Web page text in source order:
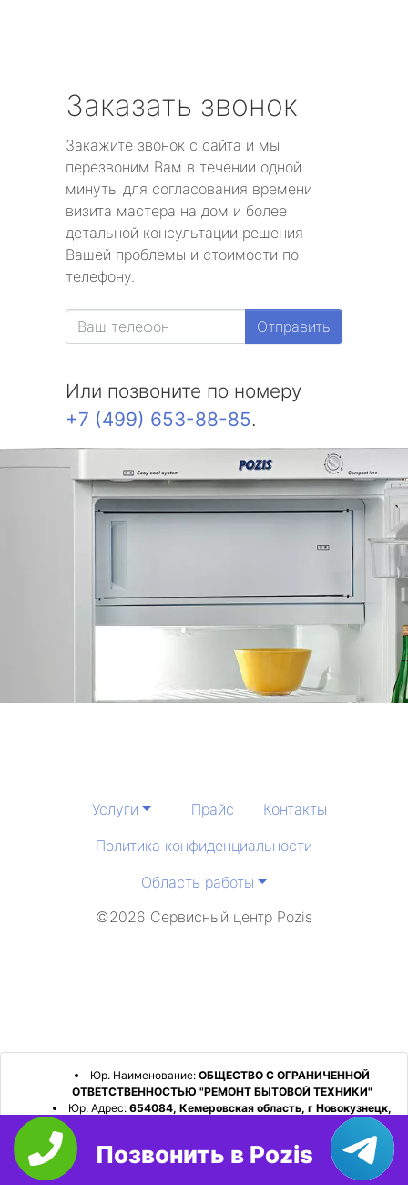
Заказать звонок
Закажите звонок с сайта и мы
перезвоним Вам в течении одной
минуты для согласования времени
визита мастера на дом и более
детальной консультации решения
Вашей проблемы и стоимости по
телефону.
Отправить
Или позвоните по номеру
+7 (499) 653-88-85.
Услуги Прайс
Контакты
Политика конфиденциальности
Область работы
©2026 Сервисный центр Pozis
Юр. Наименование: ОБЩЕСТВО С ОГРАНИЧЕННОЙ
ОТВЕТСТВЕННОСТЬЮ "РЕМОНТ БЫТОВОЙ ТЕХНИКИ"
Юр. Адрес: 654084, Кемеровская область, г Новокузнецк,
р-н Орджоникидзевский, пр-кт Шахтеров, д. 31, кв. 2
ИНН: 4253052180 ОГРН: 1224200006128
Позвонить в Pozis